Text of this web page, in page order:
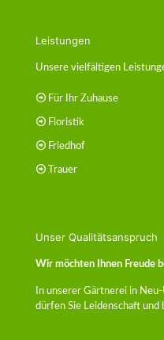
Leistungen
Unsere vielfältigen
Für Ihr Zuhause
Floristik
Friedhof
Trauer
Unser Qualitätsanspruch
Wir möchten Ihnen Freude
In unserer Gärtnerei in
dürfen Sie Leidenschaft